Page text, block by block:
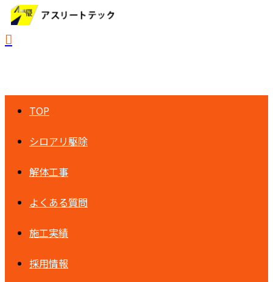
TOP
シロアリ駆除
解体工事
よくある質問
施工実績
採用情報